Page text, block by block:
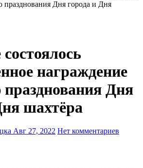
празднования Дня города и Дня
награждение
Дня
шахтёра
Авг 27, 2022 Нет комментариев